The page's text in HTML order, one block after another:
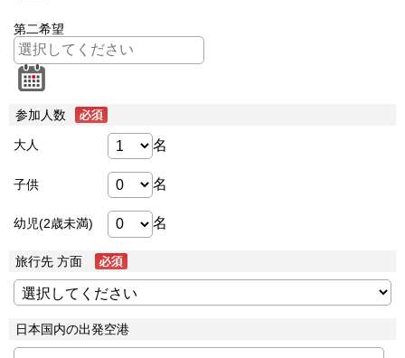
第二希望
参加人数
大人 名
子供 名
幼児(2歳未満) 名
旅行先 方面
日本国内の出発空港